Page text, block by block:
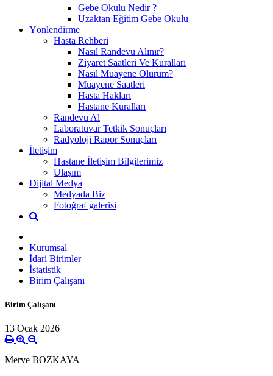
Gebe Okulu Nedir ?
Uzaktan Eğitim Gebe Okulu
Yönlendirme
Hasta Rehberi
Nasıl Randevu Alınır?
Ziyaret Saatleri Ve Kuralları
Nasıl Muayene Olurum?
Muayene Saatleri
Hasta Hakları
Hastane Kuralları
Randevu Al
Laboratuvar Tetkik Sonuçları
Radyoloji Rapor Sonuçları
İletişim
Hastane İletişim Bilgilerimiz
Ulaşım
Dijital Medya
Medyada Biz
Fotoğraf galerisi
Kurumsal
İdari Birimler
İstatistik
Birim Çalışanı
Birim Çalışanı
13 Ocak 2026
Merve BOZKAYA